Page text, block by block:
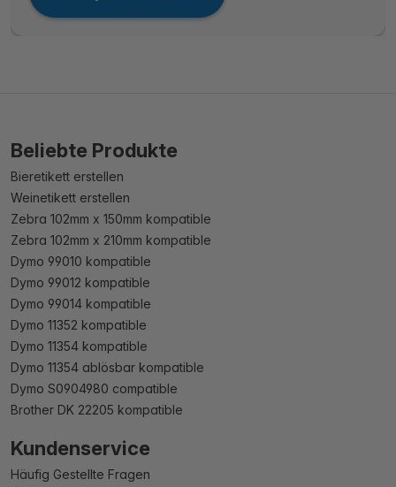
Beliebte Produkte
Bieretikett erstellen
Weinetikett erstellen
Zebra 102mm x 150mm kompatible
Zebra 102mm x 210mm kompatible
Dymo 99010 kompatible
Dymo 99012 kompatible
Dymo 99014 kompatible
Dymo 11352 kompatible
Dymo 11354 kompatible
Dymo 11354 ablösbar kompatible
Dymo S0904980 compatible
Brother DK 22205 kompatible
Kundenservice
Häufig Gestellte Fragen